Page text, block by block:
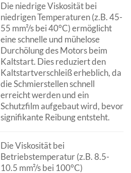
Die niedrige Viskosität bei
niedrigen Temperaturen (z.B. 45-
55 mm²/s bei 40°C) ermöglicht
eine schnelle und mühelose
Durchölung des Motors beim
Kaltstart. Dies reduziert den
Kaltstartverschleiß erheblich, da
die Schmierstellen schnell
erreicht werden und ein
Schutzfilm aufgebaut wird, bevor
signifikante Reibung entsteht.
Die Viskosität bei
Betriebstemperatur (z.B. 8.5-
10.5 mm²/s bei 100°C)